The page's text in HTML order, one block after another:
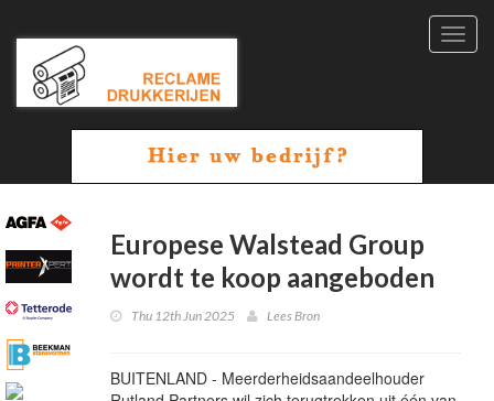
Europese Walstead Group
wordt te koop aangeboden
Thu 12th Jun 2025 Lees Bron
BUITENLAND - Meerderheidsaandeelhouder